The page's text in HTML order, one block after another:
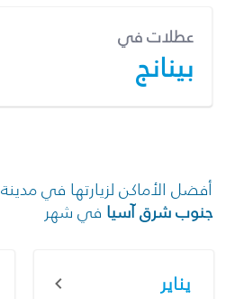
عطلات في
بينانج
أفضل الأماكن لزيارتها في مدينة
جنوب شرق آسيا في شهر
يناير